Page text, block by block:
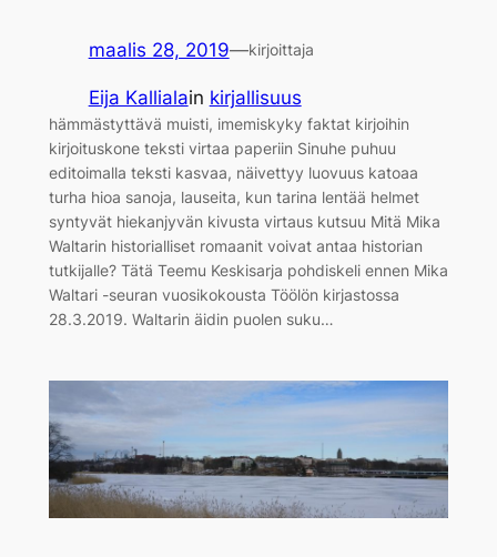
maalis 28, 2019—kirjoittaja
Eija Kallialain kirjallisuus
hämmästyttävä muisti, imemiskyky faktat kirjoihin
kirjoituskone teksti virtaa paperiin Sinuhe puhuu
editoimalla teksti kasvaa, näivettyy luovuus katoaa
turha hioa sanoja, lauseita, kun tarina lentää helmet
syntyvät hiekanjyvän kivusta virtaus kutsuu Mitä Mika
Waltarin historialliset romaanit voivat antaa historian
tutkijalle? Tätä Teemu Keskisarja pohdiskeli ennen Mika
Waltari -seuran vuosikokousta Töölön kirjastossa
28.3.2019. Waltarin äidin puolen suku…